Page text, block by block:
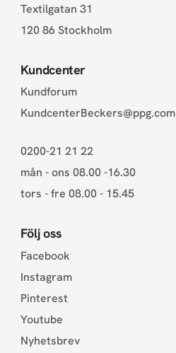
Textilgatan 31
120 86 Stockholm
Kundcenter
Kundforum
KundcenterBeckers@ppg.com
0200-21 21 22
mån - ons 08.00 -16.30
tors - fre 08.00 - 15.45
Följ oss
Facebook
Instagram
Pinterest
Youtube
Nyhetsbrev